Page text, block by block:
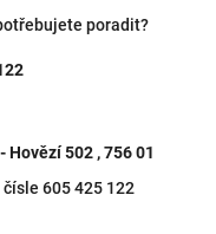
poradit?
502 , 756 01
605 425 122